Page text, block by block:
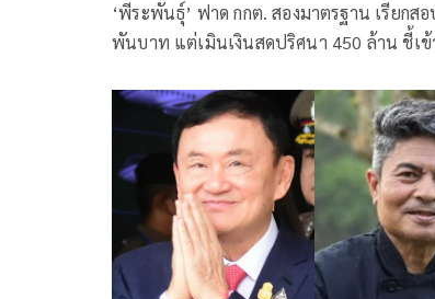
‘พีระพันธุ์’ ฟาด กกต. สองมาตรฐาน เรียกสอ
พันบาท แต่เมินเงินสดปริศนา 450 ล้าน ชี้เข้